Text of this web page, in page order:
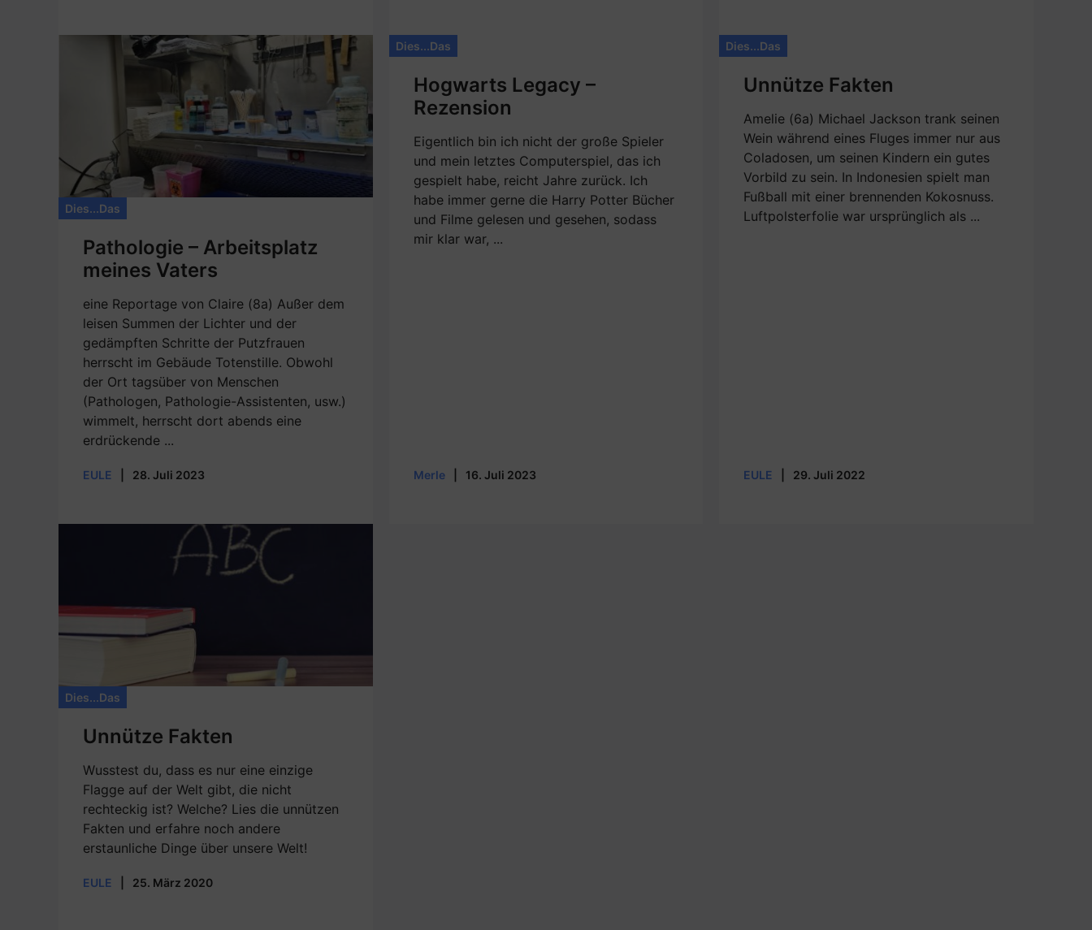
Dies...Das
Pathologie – Arbeitsplatz
meines Vaters
eine Reportage von Claire (8a) Außer dem
leisen Summen der Lichter und der
gedämpften Schritte der Putzfrauen
herrscht im Gebäude Totenstille. Obwohl
der Ort tagsüber von Menschen
(Pathologen, Pathologie-Assistenten, usw.)
wimmelt, herrscht dort abends eine
erdrückende ...
EULE 28. Juli 2023
Dies...Das
Hogwarts Legacy –
Rezension
Eigentlich bin ich nicht der große Spieler
und mein letztes Computerspiel, das ich
gespielt habe, reicht Jahre zurück. Ich
habe immer gerne die Harry Potter Bücher
und Filme gelesen und gesehen, sodass
mir klar war, ...
Merle 16. Juli 2023
Dies...Das
Unnütze Fakten
Amelie (6a) Michael Jackson trank seinen
Wein während eines Fluges immer nur aus
Coladosen, um seinen Kindern ein gutes
Vorbild zu sein. In Indonesien spielt man
Fußball mit einer brennenden Kokosnuss.
Luftpolsterfolie war ursprünglich als ...
EULE 29. Juli 2022
Dies...Das
Unnütze Fakten
Wusstest du, dass es nur eine einzige
Flagge auf der Welt gibt, die nicht
rechteckig ist? Welche? Lies die unnützen
Fakten und erfahre noch andere
erstaunliche Dinge über unsere Welt!
EULE 25. März 2020